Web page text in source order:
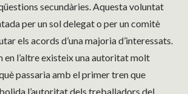
secundàries. Aquesta voluntat
per un sol delegat o per un comitè
els acords d’una majoria d’interessats.
en l’altre existeix una autoritat molt
passaria amb el primer tren que
l’autoritat dels treballadors del